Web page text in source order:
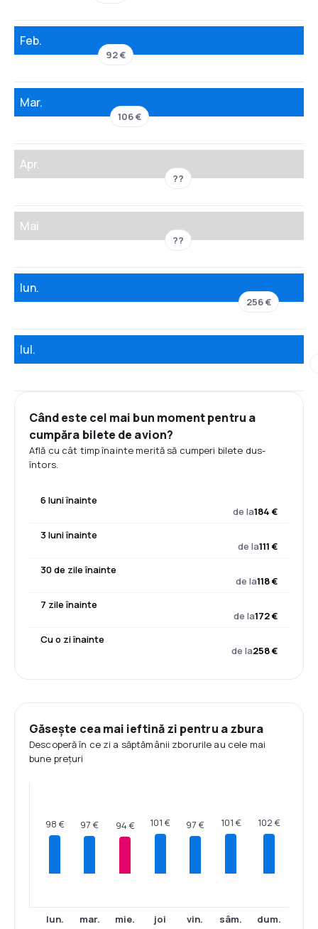
Feb.
92 €
Mar.
106 €
Apr.
??
Mai
??
Iun.
256 €
Iul.
Când este cel mai bun moment pentru a
cumpăra bilete de avion?
Află cu cât timp înainte merită să cumperi bilete dus-
întors.
6 luni înainte
de la184 €
3 luni înainte
de la111 €
30 de zile înainte
de la118 €
7 zile înainte
de la172 €
Cu o zi înainte
de la258 €
Găsește cea mai ieftină zi pentru a zbura
Descoperă în ce zi a săptămânii zborurile au cele mai
bune prețuri
98 €
lun.
97 €
mar.
94 €
mie.
101 €
joi
97 €
vin.
101 €
sâm.
102 €
dum.